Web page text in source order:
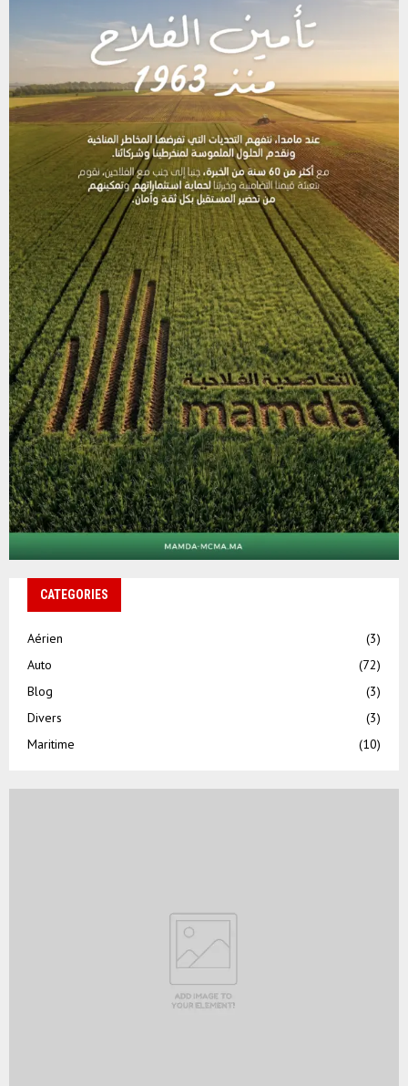
CATEGORIES
Aérien
(3)
Auto
(72)
Blog
(3)
Divers
(3)
Maritime
(10)